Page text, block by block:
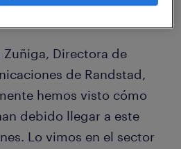
Directora de
de Randstad,
hemos visto cómo
debido llegar a este
Lo vimos en el sector